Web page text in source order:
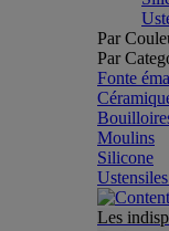
Par
Par
Fonte
Moulins
Silicone
Les